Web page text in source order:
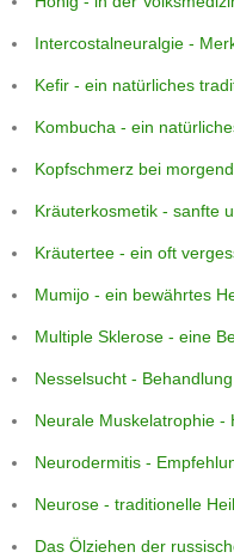
Intercostalneuralgie -
Kefir - ein natürliches
Kombucha - ein
Kopfschmerz bei
Kräuterkosmetik - sanfte
Kräutertee - ein oft
Mumijo - ein bewährtes
Multiple Sklerose - eine
Nesselsucht -
Neurale Muskelatrophie -
Neurodermitis -
Neurose - traditionelle
Das Ölziehen der